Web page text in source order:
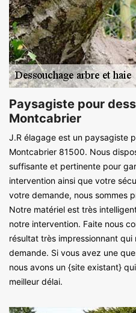
Paysagiste pour
Montcabrier
J.R élagage est un paysagiste
Montcabrier 81500. Nous
suffisante et pertinente pour
intervention ainsi que votre
votre demande, nous sommes
Notre matériel est très
notre intervention. Faite nous
résultat très impressionnant
demande. Si vous avez une
nous avons un {site existant}
meilleur délai.